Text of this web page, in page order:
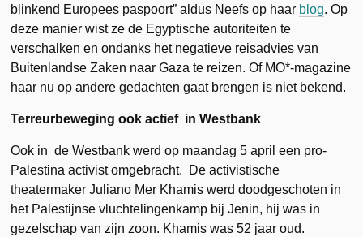
blinkend Europees paspoort” aldus Neefs op haar blog. Op
deze manier wist ze de Egyptische autoriteiten te
verschalken en ondanks het negatieve reisadvies van
Buitenlandse Zaken naar Gaza te reizen. Of MO*-magazine
haar nu op andere gedachten gaat brengen is niet bekend.
Terreurbeweging ook actief in Westbank
Ook in de Westbank werd op maandag 5 april een pro-
Palestina activist omgebracht. De activistische
theatermaker Juliano Mer Khamis werd doodgeschoten in
het Palestijnse vluchtelingenkamp bij Jenin, hij was in
gezelschap van zijn zoon. Khamis was 52 jaar oud.